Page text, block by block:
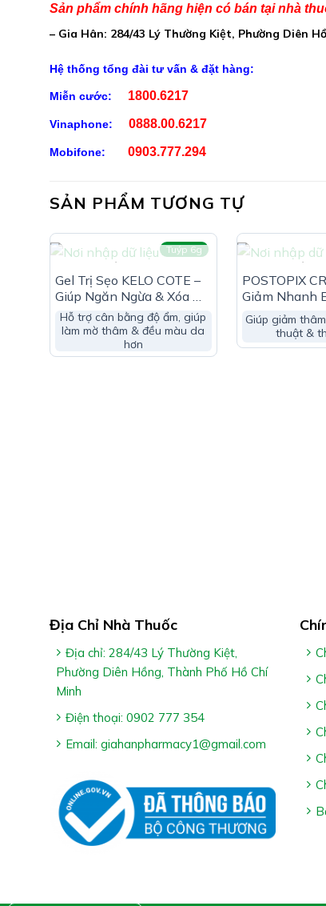
Cách Dùng Rebac Silicone
Làm sạch vùng bị sẹo bằng xà phòng nhẹ
Lấy một lượng nhỏ bằng hạt đậu, trải một
khô trong khoảng 1-2 phút, sau khi khô có
liên tục ít nhất 2 tháng
Sản phẩm chính hãng hiện có bán tại nhà
– Gia Hân: 284/43 Lý Thường Kiệt, Phường Diên
Hệ thống tổng đài tư vấn & đặt hàng:
Miễn cước: 1800.6217
Vinaphone: 0888.00.6217
Mobifone: 0903.777.294
SẢN PHẨM TƯƠNG TỰ
Tuýp 6g
Gel Trị Sẹo KELO COTE –
Giúp Ngăn Ngừa & Xóa Mờ
Sẹo Lồi, Sẹo Phì Đại
Hỗ trợ cân bằng độ ẩm, giúp
làm mờ thâm & đều màu da
hơn
POSTOPIX
Giảm Nhanh
Sau Thủ Thuật
Giúp giảm
thuật &
Địa Chỉ Nhà Thuốc
Địa chỉ: 284/43 Lý Thường Kiệt,
Phường Diên Hồng, Thành Phố Hồ Chí
Minh
Điện thoại: 0902 777 354
Email: giahanpharmacy1@gmail.com